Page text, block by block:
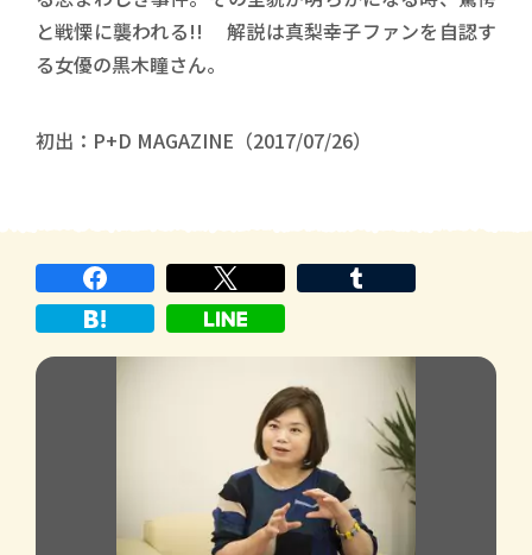
と戦慄に襲われる!! 解説は真梨幸子ファンを自認す
る女優の黒木瞳さん。
初出：P+D MAGAZINE（2017/07/26）